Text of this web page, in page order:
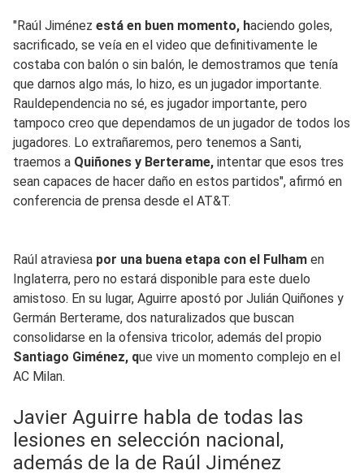
"Raúl Jiménez está en buen momento, haciendo goles,
sacrificado, se veía en el video que definitivamente le
costaba con balón o sin balón, le demostramos que tenía
que darnos algo más, lo hizo, es un jugador importante.
Rauldependencia no sé, es jugador importante, pero
tampoco creo que dependamos de un jugador de todos los
jugadores. Lo extrañaremos, pero tenemos a Santi,
traemos a Quiñones y Berterame, intentar que esos tres
sean capaces de hacer daño en estos partidos", afirmó en
conferencia de prensa desde el AT&T.
Raúl atraviesa por una buena etapa con el Fulham en
Inglaterra, pero no estará disponible para este duelo
amistoso. En su lugar, Aguirre apostó por Julián Quiñones y
Germán Berterame, dos naturalizados que buscan
consolidarse en la ofensiva tricolor, además del propio
Santiago Giménez, que vive un momento complejo en el
AC Milan.
Javier Aguirre habla de todas las
lesiones en selección nacional,
además de la de Raúl Jiménez